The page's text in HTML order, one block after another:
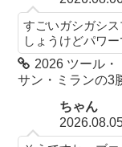
すごいガシガシ
しょうけどパワ
2026 ツール
サン・ミランの3
ちゃん